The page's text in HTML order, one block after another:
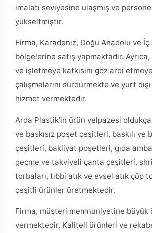
imalatı seviyesine ulaşmış ve personel
yükseltmiştir.
Firma, Karadeniz, Doğu Anadolu ve İç
bölgelerine satış yapmaktadır.
ve işletmeye katkısını göz ardı
çalışmalarını sürdürmekte ve yurt
hizmet vermektedir.
Arda Plastik’in ürün yelpazesi oldukça
ve baskısız poşet çeşitleri, baskılı ve
çeşitleri, bakliyat poşetleri, gıda
geçme ve takviyeli çanta çeşitleri,
torbaları, tıbbi atık ve evsel atık çöp
çeşitli ürünler üretmektedir.
Firma, müşteri memnuniyetine büyük
vermektedir. Kaliteli ürünleri ve